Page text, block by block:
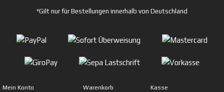
*Gilt nur für Bestellungen innerhalb von Deutschland
Mein Konto Warenkorb Kasse